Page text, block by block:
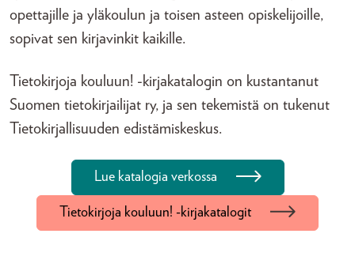
opettajille ja yläkoulun ja toisen asteen opiskelijoille,
sopivat sen kirjavinkit kaikille.
Tietokirjoja kouluun! -kirjakatalogin on kustantanut
Suomen tietokirjailijat ry, ja sen tekemistä on tukenut
Tietokirjallisuuden edistämiskeskus.
Lue katalogia verkossa
Tietokirjoja kouluun! -kirjakatalogit